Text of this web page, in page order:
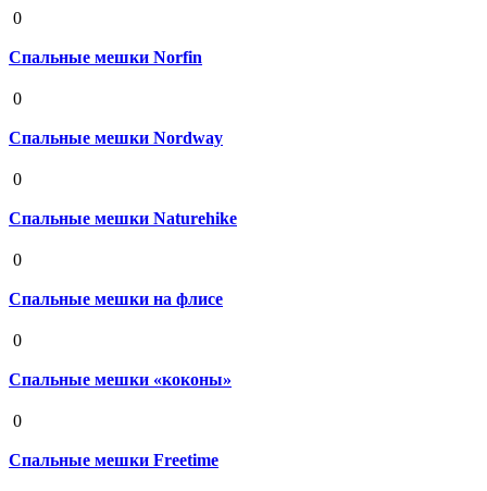
0
Спальные мешки Norfin
0
Спальные мешки Nordway
0
Спальные мешки Naturehike
0
Спальные мешки на флисе
0
Спальные мешки «коконы»
0
Спальные мешки Freetime